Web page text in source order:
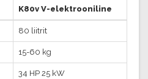
K80v V-elektrooniline
80 liitrit
15-60 kg
34 HP 25 kW